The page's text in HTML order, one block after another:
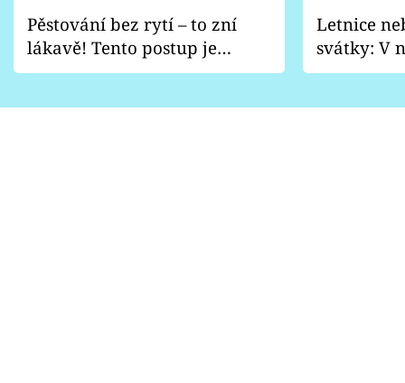
Pěstování bez rytí – to zní
lákavě! Tento postup je
vhodný jen pro některé
Letnice
svátky: V
pondělí